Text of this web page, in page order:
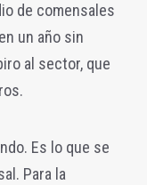
de comensales
un año sin
al sector, que
Es lo que se
Para la